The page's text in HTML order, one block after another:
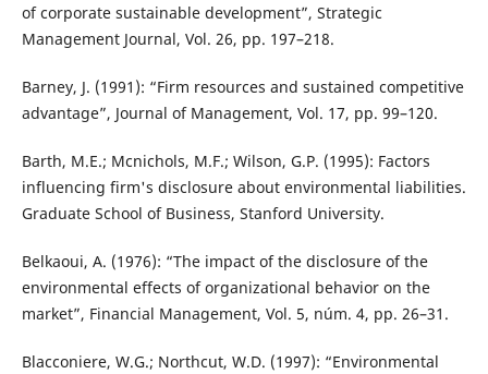
of corporate sustainable development”, Strategic
Management Journal, Vol. 26, pp. 197–218.
Barney, J. (1991): “Firm resources and sustained competitive
advantage”, Journal of Management, Vol. 17, pp. 99–120.
Barth, M.E.; Mcnichols, M.F.; Wilson, G.P. (1995): Factors
influencing firm's disclosure about environmental liabilities.
Graduate School of Business, Stanford University.
Belkaoui, A. (1976): “The impact of the disclosure of the
environmental effects of organizational behavior on the
market”, Financial Management, Vol. 5, núm. 4, pp. 26–31.
Blacconiere, W.G.; Northcut, W.D. (1997): “Environmental